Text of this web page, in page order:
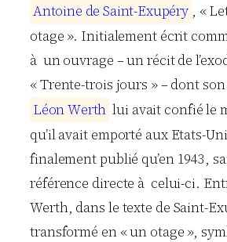
Antoine de Saint-Exupéry , «
otage ». Initialement écrit
à un ouvrage – un récit de
« Trente-trois jours » – dont
LéonWerth lui avait confié le
qu’il avait emporté aux Etats-
finalement publié qu’en 1943,
référence directe à celui-ci.
Werth, dans le texte de Saint-
transformé en « un otage »,